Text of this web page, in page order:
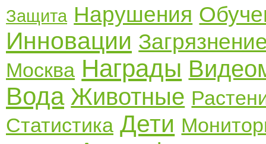
Защита Нарушения
Инновации
Москва Награды
Вода Животные
Статистика Дети